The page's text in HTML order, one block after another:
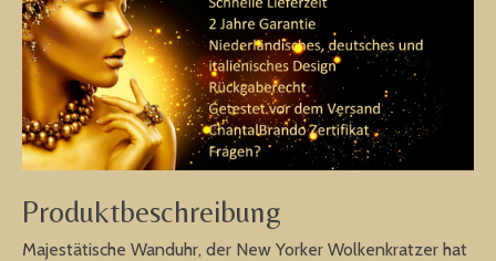
Produktbeschreibung
Majestätische Wanduhr, der New Yorker Wolkenkratzer hat